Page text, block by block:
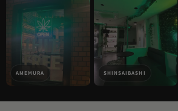
AMEMURA SHINSAIBASHI